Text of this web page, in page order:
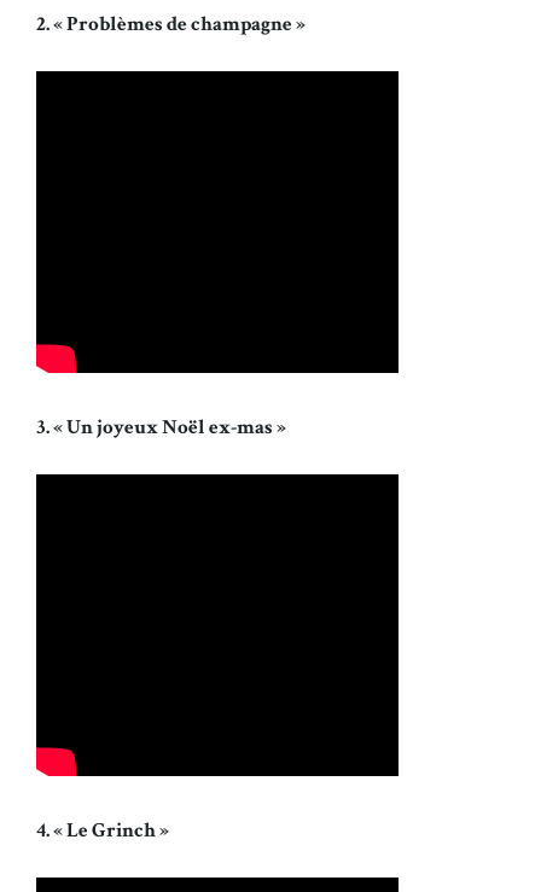
2. « Problèmes de champagne »
3. « Un joyeux Noël ex-mas »
4. « Le Grinch »